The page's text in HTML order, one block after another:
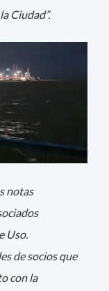
Ciudad”.
notas
Uso.
de socios que
con la